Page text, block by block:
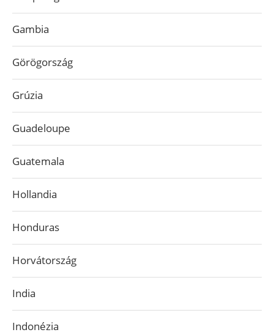
Gambia
Görögország
Grúzia
Guadeloupe
Guatemala
Hollandia
Honduras
Horvátország
India
Indonézia